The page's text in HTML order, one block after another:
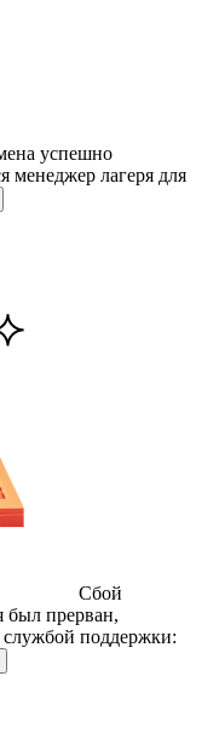
успешно
менеджер лагеря для
Сбой
был прерван,
службой поддержки: